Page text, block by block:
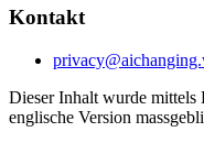
Kontakt
Dieser Inhalt wurde
englische Version